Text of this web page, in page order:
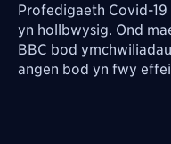
Profedigaeth Covid-
yn hollbwysig. Ond
BBC bod
angen bod yn fwy